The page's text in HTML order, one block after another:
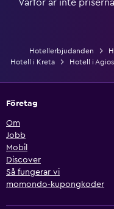
Varför är inte
Hotellerbjudanden
Hotell i Kreta
Hotell i
Företag
Om
Jobb
Mobil
Discover
Så fungerar vi
momondo-kupongkoder